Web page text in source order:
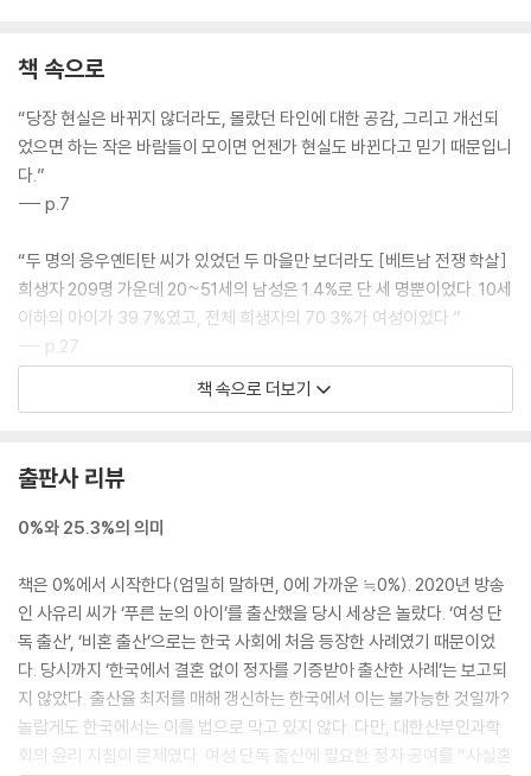
책 속으로
“당장 현실은 바뀌지 않더라도, 몰랐던 타인에 대한 공감, 그리고 개선되
었으면 하는 작은 바람들이 모이면 언젠가 현실도 바뀐다고 믿기 때문입니
다.”
--- p.7
“두 명의 응우옌티탄 씨가 있었던 두 마을만 보더라도 [베트남 전쟁 학살]
희생자 209명 가운데 20~51세의 남성은 1.4%로 단 세 명뿐이었다. 10세
이하의 아이가 39.7%였고, 전체 희생자의 70.3%가 여성이었다.”
--- p.27
“[서울시 폭우 대책 이후] 2021년 기준 서울에서 반지하를 벗어난 가구는
--- p.37
12세보다 많은 것은 맞지만, 여전히 전체 소년원생 가운데 1.6% 수준이다
(법무부, 2019~2021년). 이 1.6%에 대해 우리 사회는 ‘처분’이 아닌 형사
‘처벌’을 말하기 전에 이들이 다시 사회로 돌아갈 기회를 충분히 주고 있었
던 것일까?”
--- p.60
“한국의 경우 국내 상장 법인의 여성 임원 비율은 여전히 5.2%(여성가족
책 속으로 더보기
출판사 리뷰
0%와 25.3%의 의미
책은 0%에서 시작한다(엄밀히 말하면, 0에 가까운 ≒0%). 2020년 방송
인 사유리 씨가 ‘푸른 눈의 아이’를 출산했을 당시 세상은 놀랐다. ‘여성 단
독 출산’, ‘비혼 출산’으로는 한국 사회에 처음 등장한 사례였기 때문이었
다. 당시까지 ‘한국에서 결혼 없이 정자를 기증받아 출산한 사례’는 보고되
지 않았다. 출산율 최저를 매해 갱신하는 한국에서 이는 불가능한 것일까?
놀랍게도 한국에서는 이를 법으로 막고 있지 않다. 다만, 대한산부인과학
회의 윤리 지침이 문제였다. 여성 단독 출산에 필요한 정자 공여를 “사실혼